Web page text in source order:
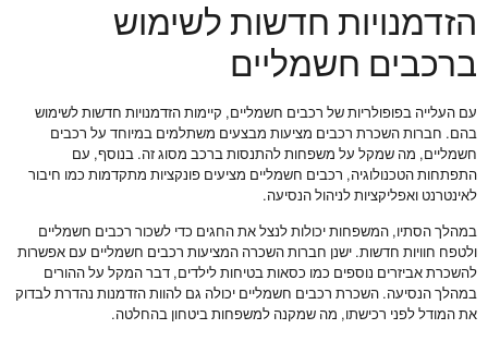
הזדמנויות חדשות לשימוש
ברכבים חשמליים
עם העלייה בפופולריות של רכבים חשמליים, קיימות הזדמנויות חדשות לשימוש
בהם. חברות השכרת רכבים מציעות מבצעים משתלמים במיוחד על רכבים
חשמליים, מה שמקל על משפחות להתנסות ברכב מסוג זה. בנוסף, עם
התפתחות הטכנולוגיה, רכבים חשמליים מציעים פונקציות מתקדמות כמו חיבור
לאינטרנט ואפליקציות לניהול הנסיעה.
במהלך הסתיו, המשפחות יכולות לנצל את החגים כדי לשכור רכבים חשמליים
ולטפח חוויות חדשות. ישנן חברות השכרה המציעות רכבים חשמליים עם אפשרות
להשכרת אביזרים נוספים כמו כסאות בטיחות לילדים, דבר המקל על ההורים
במהלך הנסיעה. השכרת רכבים חשמליים יכולה גם להוות הזדמנות נהדרת לבדוק
את המודל לפני רכישתו, מה שמקנה למשפחות ביטחון בהחלטה.